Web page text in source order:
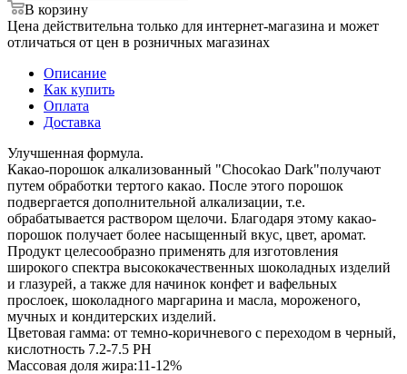
В корзину
Цена действительна только для интернет-магазина и может
отличаться от цен в розничных магазинах
Описание
Как купить
Оплата
Доставка
Улучшенная формула.
Какао-порошок алкализованный "Chocokao Dark"получают
путем обработки тертого какао. После этого порошок
подвергается дополнительной алкализации, т.е.
обрабатывается раствором щелочи. Благодаря этому какао-
порошок получает более насыщенный вкус, цвет, аромат.
Продукт целесообразно применять для изготовления
широкого спектра высококачественных шоколадных изделий
и глазурей, а также для начинок конфет и вафельных
прослоек, шоколадного маргарина и масла, мороженого,
мучных и кондитерских изделий.
Цветовая гамма: от темно-коричневого с переходом в черный,
кислотность 7.2-7.5 РН
Массовая доля жира:11-12%